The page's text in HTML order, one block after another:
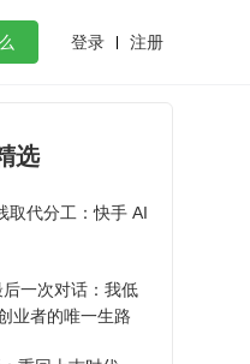
登录 注册
选
取代分工：快手 AI
一次对话：我低
业者的唯一生路